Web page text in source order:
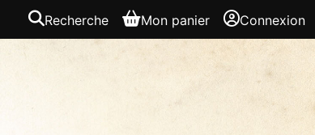
Recherche Mon panier Connexion